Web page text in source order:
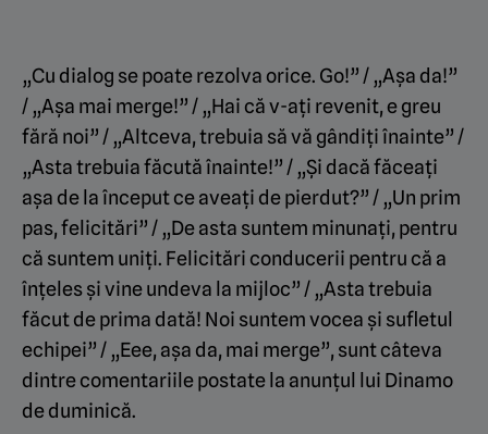
„Cu dialog se poate rezolva orice. Go!” / „Așa da!”
/ „Așa mai merge!” / „Hai că v-ați revenit, e greu
fără noi” / „Altceva, trebuia să vă gândiți înainte” /
„Asta trebuia făcută înainte!” / „Și dacă făceați
așa de la început ce aveați de pierdut?” / „Un prim
pas, felicitări” / „De asta suntem minunați, pentru
că suntem uniți. Felicitări conducerii pentru că a
înțeles și vine undeva la mijloc” / „Asta trebuia
făcut de prima dată! Noi suntem vocea și sufletul
echipei” / „Eee, așa da, mai merge”, sunt câteva
dintre comentariile postate la anunțul lui Dinamo
de duminică.